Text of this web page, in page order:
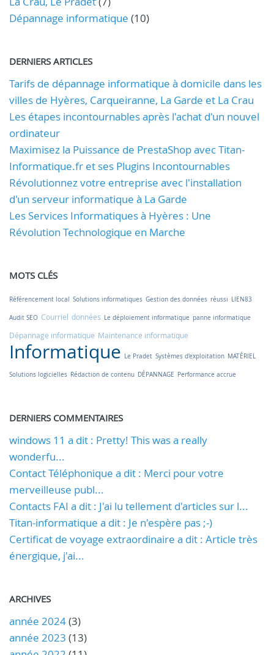
Dépannage informatique (10)
DERNIERS ARTICLES
Tarifs de dépannage informatique à domicile dans les
villes de Hyères, Carqueiranne, La Garde et La Crau
Les étapes incontournables après l'achat d'un nouvel
ordinateur
Maximisez la Puissance de PrestaShop avec Titan-
Informatique.fr et ses Plugins Incontournables
Révolutionnez votre entreprise avec l'installation
d'un serveur informatique à La Garde
Les Services Informatiques à Hyères : Une
Révolution Technologique en Marche
MOTS CLÉS
Référencement local Solutions informatiques Gestion des données réussi LIEN83
Audit SEO Courriel données Le déploiement informatique panne informatique
Dépannage informatique Maintenance informatique
Informatique Le Pradet Systèmes d'exploitation MATÉRIEL
Solutions logicielles Rédaction de contenu DÉPANNAGE Performance accrue
DERNIERS COMMENTAIRES
windows 11 a dit : Pretty! This was a really
wonderfu...
Contact Téléphonique a dit : Merci pour votre
merveilleuse publ...
Contacts FAI a dit : J'ai lu tellement d'articles sur l...
Titan-informatique a dit : Je n'espère pas ;-)
Certificat de voyage extraordinaire a dit : Article très
énergique, j'ai...
ARCHIVES
année 2024(3)
année 2023 (13)